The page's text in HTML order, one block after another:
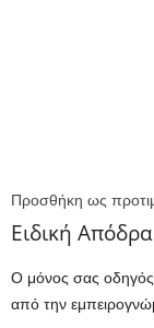
Προσθήκη ως
Ειδική
Ο μόνος σας οδηγός
από την